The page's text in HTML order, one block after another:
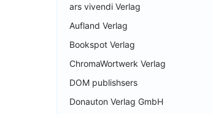
ars vivendi Verlag
Aufland Verlag
Bookspot Verlag
ChromaWortwerk Verlag
DOM publishsers
Donauton Verlag GmbH